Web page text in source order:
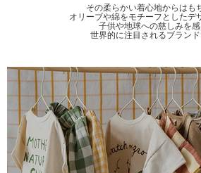
その柔らかい着心地からはも
オリーブや綿をモチーフとしたデ
子供や地球への慈しみを
世界的に注目されるブランド